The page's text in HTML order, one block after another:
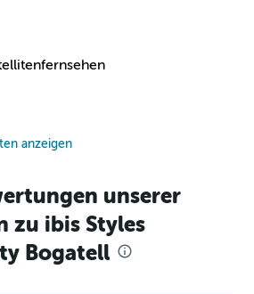
anzeigen
unserer
zu ibis Styles
Bogatell